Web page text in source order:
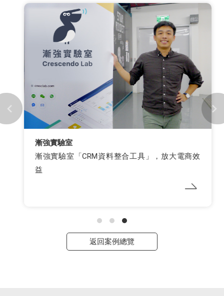
漸強實驗室
漸強實驗室「CRM資料整合工具」，放大電商效
益
返回案例總覽